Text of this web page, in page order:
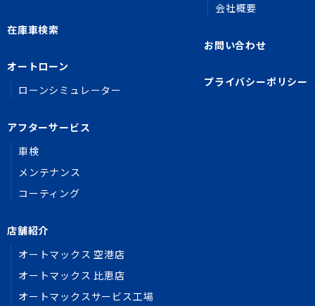
在庫車検索
オートローン
ローンシミュレーター
アフターサービス
車検
メンテナンス
コーティング
店舗紹介
オートマックス 空港店
オートマックス 比恵店
オートマックスサービス工場
会社概要
お問い合わせ
プライバシーポリシー